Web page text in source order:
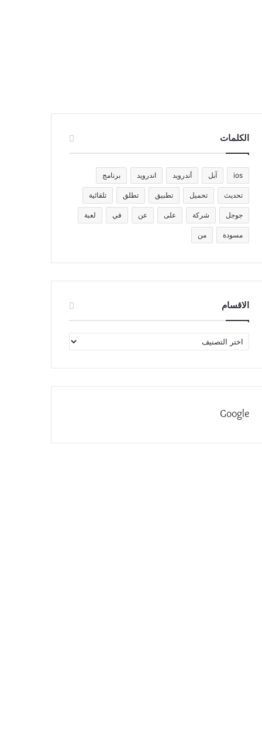
الكلمات
ios آبل أندرويد اندرويد برنامج
تحديث تحميل تطبيق تطلق تلقائية
جوجل شركة على عن في لعبة
مسودة من
الاقسام
الاقسام
Google